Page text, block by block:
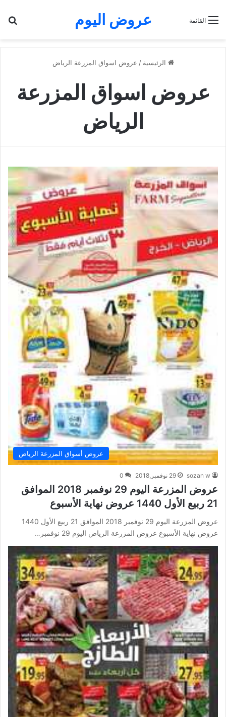
عروض اليوم القائمة
الرئيسية / عروض اسواق المزرعة الرياض
عروض اسواق المزرعة
الرياض
عروض أسواق المزرعة الرياض
sozan w 29 نوفمبر,2018 0
عروض المزرعة اليوم 29 نوفمبر 2018 الموافق
21 ربيع الأول 1440 عروض نهاية الأسبوع
عروض المزرعة اليوم 29 نوفمبر 2018 الموافق 21 ربيع الأول 1440
عروض نهاية الأسبوع عروض المزرعة الرياض اليوم 29 نوفمبر…